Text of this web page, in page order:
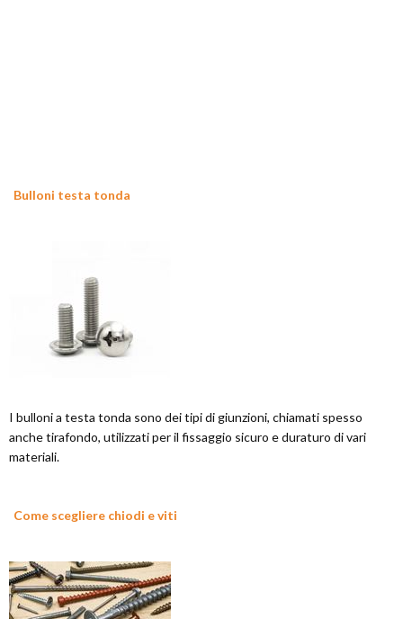
Bulloni testa tonda
I bulloni a testa tonda sono dei tipi di giunzioni, chiamati spesso
anche tirafondo, utilizzati per il fissaggio sicuro e duraturo di vari
materiali.
Come scegliere chiodi e viti